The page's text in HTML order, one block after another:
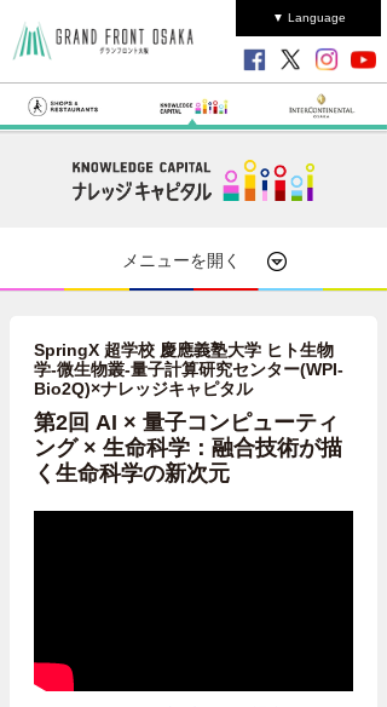
▼ Language
メニューを開く
SpringX 超学校 慶應義塾大学 ヒト生物
学-微生物叢-量子計算研究センター(WPI-
Bio2Q)×ナレッジキャピタル
第2回 AI × 量子コンピューティ
ング × 生命科学：融合技術が描
く生命科学の新次元